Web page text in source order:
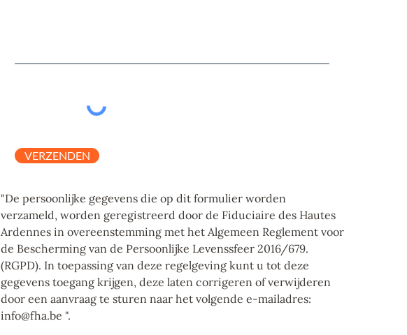
VERZENDEN
"De persoonlijke gegevens die op dit formulier worden
verzameld, worden geregistreerd door de Fiduciaire des Hautes
Ardennes in overeenstemming met het Algemeen Reglement voor
de Bescherming van de Persoonlijke Levenssfeer 2016/679.
(RGPD). In toepassing van deze regelgeving kunt u tot deze
gegevens toegang krijgen, deze laten corrigeren of verwijderen
door een aanvraag te sturen naar het volgende e-mailadres:
info@fha.be ".